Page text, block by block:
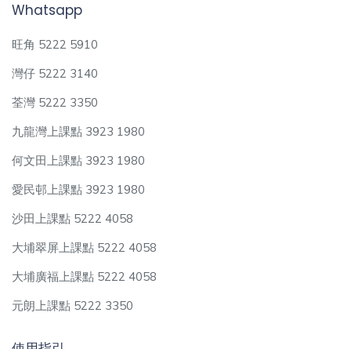
Whatsapp
旺角 5222 5910
灣仔 5222 3140
荃灣 5222 3350
九龍灣上課點 3923 1980
何文田上課點 3923 1980
愛民邨上課點 3923 1980
沙田上課點 5222 4058
大埔翠屏上課點 5222 4058
大埔廣福上課點 5222 4058
元朗上課點 5222 3350